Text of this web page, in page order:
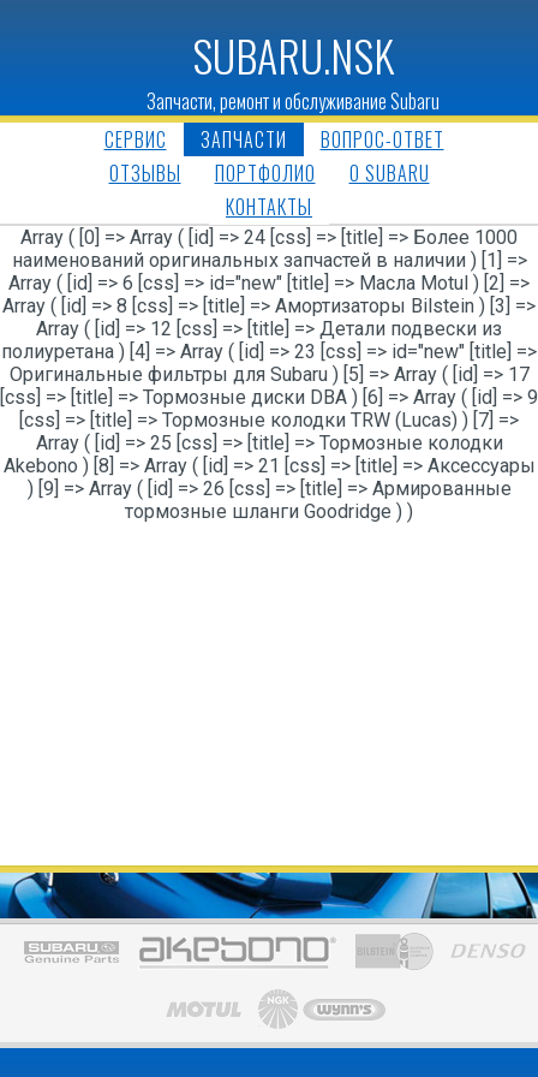
SUBARU.NSK
Запчасти, ремонт и обслуживание Subaru
СЕРВИС
ЗАПЧАСТИ
ВОПРОС-ОТВЕТ
ОТЗЫВЫ
ПОРТФОЛИО
O SUBARU
КОНТАКТЫ
Array ( [0] => Array ( [id] => 24 [css] => [title] => Более 1000
наименований оригинальных запчастей в наличии ) [1] =>
Array ( [id] => 6 [css] => id="new" [title] => Масла Motul ) [2] =>
Array ( [id] => 8 [css] => [title] => Амортизаторы Bilstein ) [3] =>
Array ( [id] => 12 [css] => [title] => Детали подвески из
полиуретана ) [4] => Array ( [id] => 23 [css] => id="new" [title] =>
Оригинальные фильтры для Subaru ) [5] => Array ( [id] => 17
[css] => [title] => Тормозные диски DBA ) [6] => Array ( [id] => 9
[css] => [title] => Тормозные колодки TRW (Lucas) ) [7] =>
Array ( [id] => 25 [css] => [title] => Тормозные колодки
Akebono ) [8] => Array ( [id] => 21 [css] => [title] => Аксессуары
) [9] => Array ( [id] => 26 [css] => [title] => Армированные
тормозные шланги Goodridge ) )